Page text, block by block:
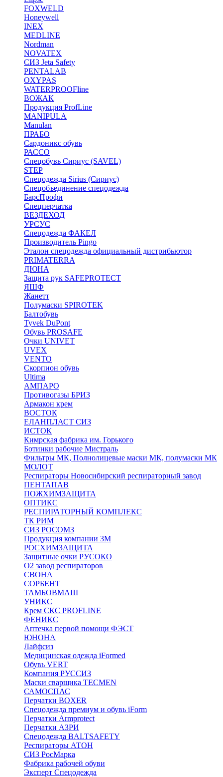
FOXWELD
Honeywell
INEX
MEDLINE
Nordman
NOVATEX
СИЗ Jeta Safety
PENTALAB
OXYPAS
WATERPROOFline
ВОЖАК
Продукция ProfLine
MANIPULA
Manulan
ПРАБО
Сардоникс обувь
РАССО
Спецобувь Сириус (SAVEL)
STEP
Спецодежда Sirius (Сириус)
Спецобъединение спецодежда
БарсПрофи
Спецперчатка
ВЕЗДЕХОД
УРСУС
Спецодежда ФАКЕЛ
Производитель Pingo
Эталон спецодежда официальный дистрибьютор
PRIMATERRA
ДЮНА
Защита рук SAFEPROTECT
ЯШФ
Жанетт
Полумаски SPIROTEK
Балтобувь
Tyvek DuPont
Обувь PROSAFE
Очки UNIVET
UVEX
VENTO
Скорпион обувь
Ultima
АМПАРО
Противогазы БРИЗ
Армакон крем
ВОСТОК
ЕЛАНПЛАСТ СИЗ
ИСТОК
Кимрская фабрика им. Горького
Ботинки рабочие Мистраль
Фильтры МК, Полнолицевые маски МК, полумаски МК
МОЛОТ
Респираторы Новосибирский респираторный завод
ПЕНТАПАВ
ПОЖХИМЗАЩИТА
ОПТИКС
РЕСПИРАТОРНЫЙ КОМПЛЕКС
ТК РИМ
СИЗ РОСОМЗ
Продукция компании 3M
РОСХИМЗАЩИТА
Защитные очки РУСОКО
О2 завод респираторов
СВОНА
СОРБЕНТ
ТАМБОВМАШ
УНИКС
Крем СКС PROFLINE
ФЕНИКС
Аптечка первой помощи ФЭСТ
ЮНОНА
Лайфсиз
Медицинская одежда iFormed
Обувь VERT
Компания РУССИЗ
Маски сварщика TECMEN
САМОСПАС
Перчатки BOXER
Спецодежда премиум и обувь iForm
Перчатки Armprotect
Перчатки АЗРИ
Спецодежда BALTSAFETY
Респираторы АТОН
СИЗ РосМарка
Фабрика рабочей обуви
Эксперт Спецодежда